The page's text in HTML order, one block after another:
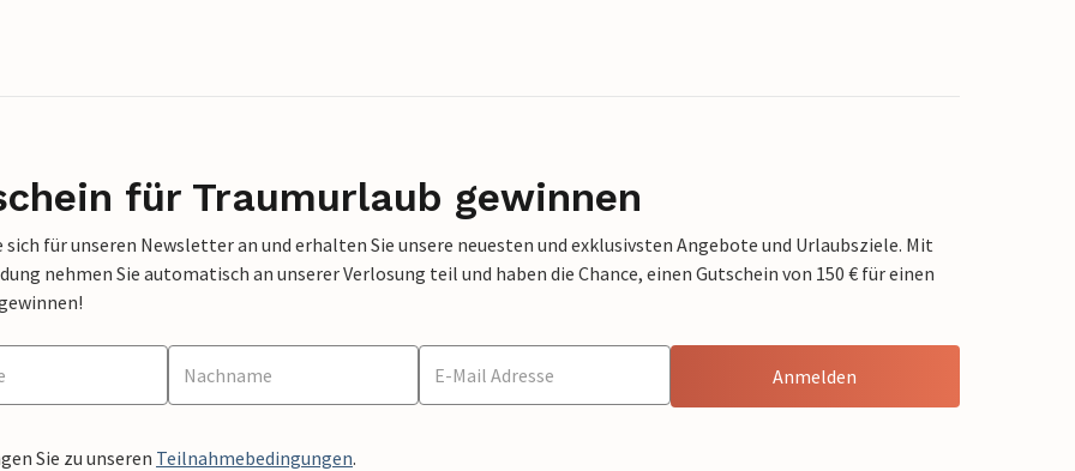
für Traumurlaub gewinnen
sich für unseren Newsletter an und erhalten Sie unsere neuesten und exklusivsten Angebote und Urlaubsziele. Mit
nehmen Sie automatisch an unserer Verlosung teil und haben die Chance, einen Gutschein von 150 € für einen
Anmelden
Sie zu unseren Teilnahmebedingungen.